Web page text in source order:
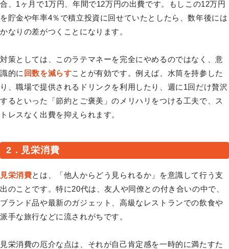
合、1ヶ月で1万円、年間で12万円の出費です。もしこの12万円
を貯金や年率4％で積立投資に回せていたとしたら、数年後には
かなりの差がつくことになります。
対策としては、このラテマネーを完全にやめるのではなく、意
識的に 回数を減らすことが有効です。例えば、水筒を持参した
り、職場で提供されるドリンクを利用したり、週に1回だけ贅沢
するといった「節約とご褒美」のメリハリをつける工夫で、ス
トレスなく出費を抑えられます。
2．見栄消費
見栄消費とは、「他人からどう見られるか」を意識して行う支
出のことです。特に20代は、友人や同僚との付き合いの中で、
ブランド品や最新のガジェット、高級なレストランでの飲食や
派手な旅行などに流されがちです。
見栄消費の厄介な点は、それが自己肯定感を一時的に満たすた